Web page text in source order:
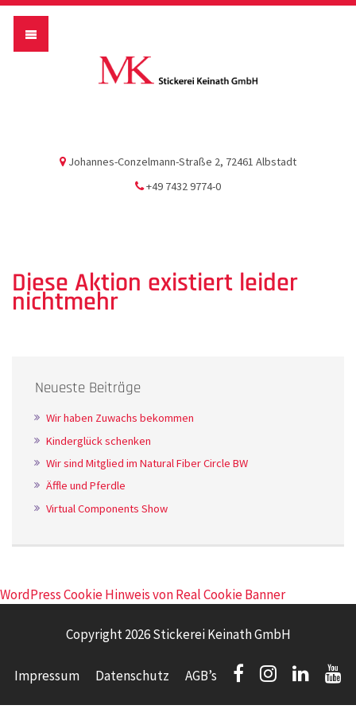
Johannes-Conzelmann-Straße 2, 72461 Albstadt
+49 7432 9774-0
Diese Aktion existiert leider
nichtmehr
Neueste Beiträge
Wir haben Zuwachs bekommen
Kinderglück schenken
Wir sind Mitglied im Natural Fiber Circle BW
Äffle und Pferdle
Virtual Components Show
WordPress Cookie Hinweis von Real Cookie Banner
Copyright 2026 Stickerei Keinath GmbH
Impressum Datenschutz AGB’s